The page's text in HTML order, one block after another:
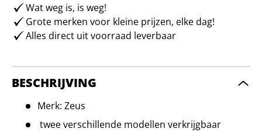
Wat weg is, is weg!
Grote merken voor kleine prijzen, elke dag!
Alles direct uit voorraad leverbaar
BESCHRIJVING
Merk: Zeus
twee verschillende modellen verkrijgbaar